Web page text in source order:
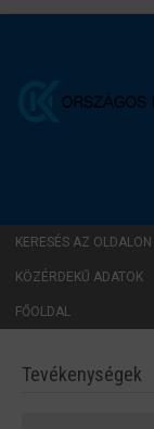
KERESÉS AZ OLDALON
KÖZÉRDEKŰ ADATOK
FŐOLDAL
Tevékenységek